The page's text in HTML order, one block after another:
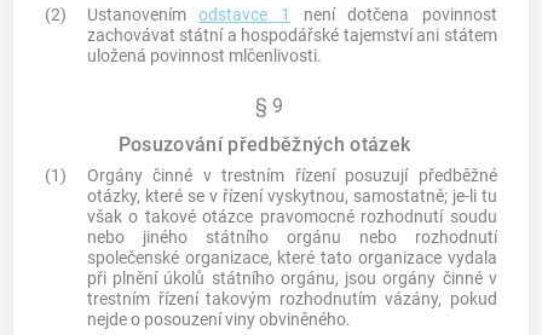
(2)
Ustanovenímodstavce 1
není dotčena povinnost
zachovávat státní a hospodářské tajemství ani státem
uložená povinnost mlčenlivosti.
§ 9
Posuzování předběžných otázek
(1)
Orgány činné v trestním řízení posuzují předběžné
otázky, které se v řízení vyskytnou, samostatně; je-li tu
však o takové otázce pravomocné rozhodnutí soudu
nebo jiného státního orgánu nebo rozhodnutí
společenské organizace, které tato organizace vydala
při plnění úkolů státního orgánu, jsou orgány činné v
trestním řízení takovým rozhodnutím vázány, pokud
nejde o posouzení viny obviněného.